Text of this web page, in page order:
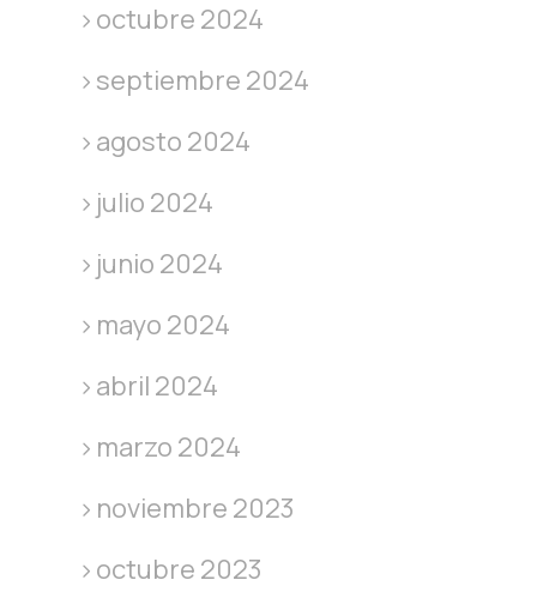
octubre 2024
septiembre 2024
agosto 2024
julio 2024
junio 2024
mayo 2024
abril 2024
marzo 2024
noviembre 2023
octubre 2023